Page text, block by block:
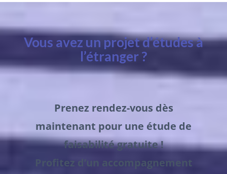
Vous avez un projet d’études à
l’étranger ?
Prenez rendez-vous dès
maintenant pour une étude de
faisabilité gratuite !
Profitez d’un accompagnement